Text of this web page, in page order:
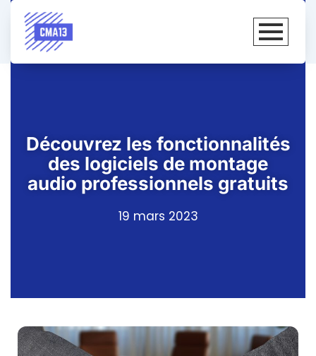
Découvrez les fonctionnalités
des logiciels de montage
audio professionnels gratuits
19 mars 2023